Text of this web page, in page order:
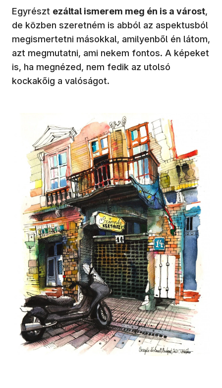
Egyrészt ezáltal ismerem meg én is a várost,
de közben szeretném is abból az aspektusból
megismertetni másokkal, amilyenből én látom,
azt megmutatni, ami nekem fontos. A képeket
is, ha megnézed, nem fedik az utolsó
kockakőig a valóságot.